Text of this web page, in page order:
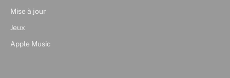
Mise à jour
Jeux
Apple Music